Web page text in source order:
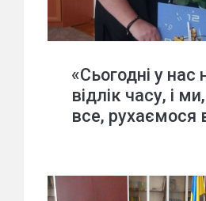
«Сьогодні у нас
відлік часу, і
все, рухаємося